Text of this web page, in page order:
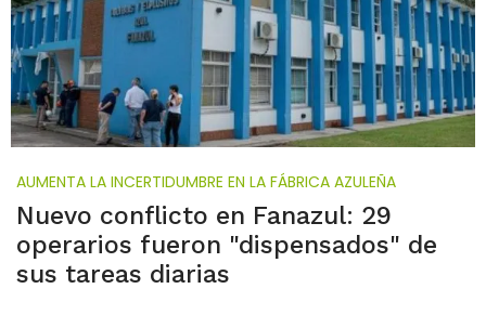
AUMENTA LA INCERTIDUMBRE EN LA FÁBRICA AZULEÑA
Nuevo conflicto en Fanazul: 29
operarios fueron "dispensados" de
sus tareas diarias